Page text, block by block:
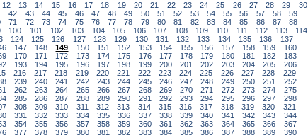
12 13 14 15 16 17 18 19 20 21 22 23 24 25 26 27 28 29
30
42 43 44 45 46 47 48 49 50 51 52 53 54 55 56 57 58
59
71 72 73 74 75 76 77 78 79 80 81 82 83 84 85 86 87
88
100 101 102 103 104 105 106 107 108 109 110 111 112 113
114
124 125 126 127 128 129 130 131 132 133 134 135 136
137
147 148 149 150 151 152 153 154 155 156 157 158 159
160
170 171 172 173 174 175 176 177 178 179 180 181 182
183
193 194 195 196 197 198 199 200 201 202 203 204 205
206
216 217 218 219 220 221 222 223 224 225 226 227 228
229
239 240 241 242 243 244 245 246 247 248 249 250 251
252
262 263 264 265 266 267 268 269 270 271 272 273 274
275
285 286 287 288 289 290 291 292 293 294 295 296 297
298
308 309 310 311 312 313 314 315 316 317 318 319 320
321
331 332 333 334 335 336 337 338 339 340 341 342 343
344
354 355 356 357 358 359 360 361 362 363 364 365 366
367
377 378 379 380 381 382 383 384 385 386 387 388 389
390